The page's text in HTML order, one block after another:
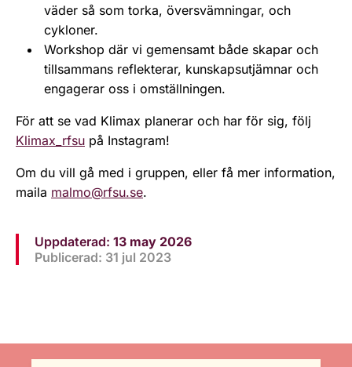
väder så som torka, översvämningar, och
cykloner.
Workshop där vi gemensamt både skapar och
tillsammans reflekterar, kunskapsutjämnar och
engagerar oss i omställningen.
För att se vad Klimax planerar och har för sig, följ
Klimax_rfsu på Instagram!
Om du vill gå med i gruppen, eller få mer information,
maila malmo@rfsu.se.
Uppdaterad: 13 may 2026
Publicerad: 31 jul 2023